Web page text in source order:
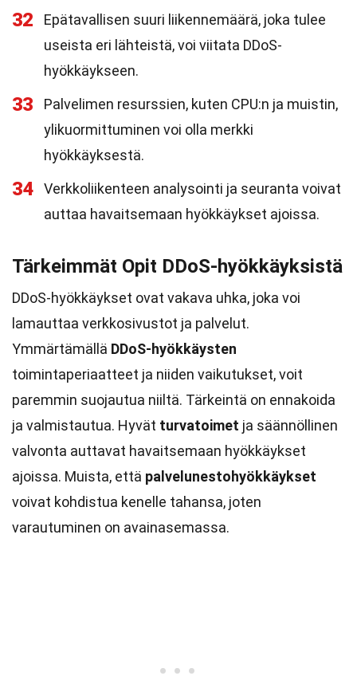
32
Epätavallisen suuri liikennemäärä, joka tulee
useista eri lähteistä, voi viitata DDoS-
hyökkäykseen.
33
Palvelimen resurssien, kuten CPU:n ja muistin,
ylikuormittuminen voi olla merkki
hyökkäyksestä.
34
Verkkoliikenteen analysointi ja seuranta voivat
auttaa havaitsemaan hyökkäykset ajoissa.
Tärkeimmät Opit DDoS-hyökkäyksistä
DDoS-hyökkäykset ovat vakava uhka, joka voi
lamauttaa verkkosivustot ja palvelut.
Ymmärtämällä DDoS-hyökkäysten
toimintaperiaatteet ja niiden vaikutukset, voit
paremmin suojautua niiltä. Tärkeintä on ennakoida
ja valmistautua. Hyvät turvatoimet ja säännöllinen
valvonta auttavat havaitsemaan hyökkäykset
ajoissa. Muista, että palvelunestohyökkäykset
voivat kohdistua kenelle tahansa, joten
varautuminen on avainasemassa.